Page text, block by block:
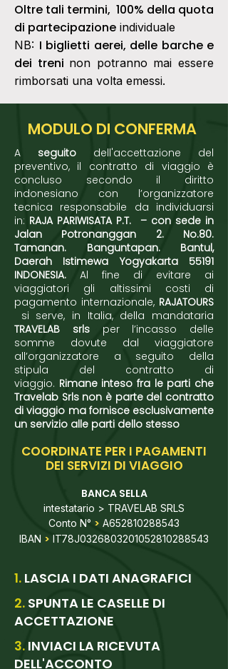
Oltre tali termini, 100% della quota
di partecipazione individuale
NB: I biglietti aerei, delle barche e
dei treni non potranno mai essere
rimborsati una volta emessi.
MODULO DI CONFERMA
A seguito dell'accettazione del
preventivo, il contratto di viaggio è
concluso secondo il diritto
indonesiano con l’organizzatore
tecnica responsabile da individuarsi
in: RAJA PARIWISATA P.T. – con sede in
Jalan Potronanggan 2. No.80.
Tamanan. Banguntapan. Bantul,
Daerah Istimewa Yogyakarta 55191
INDONESIA. Al fine di evitare ai
viaggiatori gli altissimi costi di
pagamento internazionale, RAJATOURS
si serve, in Italia, della mandataria
TRAVELAB srlsper l’incasso delle
somme dovute dal viaggiatore
all’organizzatore a seguito della
stipula del contratto di
viaggio. Rimane inteso fra le parti che
Travelab Srls non è parte del contratto
di viaggio ma fornisce esclusivamente
un servizio alle parti dello stesso
COORDINATE PER I PAGAMENTI
DEI SERVIZI DI VIAGGIO
BANCA SELLA
intestatario > TRAVELAB SRLS
Conto N° > A652810288543
IBAN > IT78J0326803201052810288543
1. LASCIA I DATI ANAGRAFICI
2. SPUNTA LE CASELLE DI
ACCETTAZIONE
3. INVIACI LA RICEVUTA
DELL'ACCONTO